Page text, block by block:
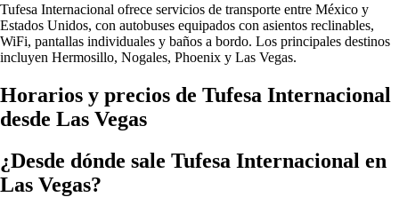
Tufesa Internacional ofrece servicios de transporte entre México y
Estados Unidos, con autobuses equipados con asientos reclinables,
WiFi, pantallas individuales y baños a bordo. Los principales destinos
incluyen Hermosillo, Nogales, Phoenix y Las Vegas.
Horarios y precios de Tufesa Internacional
desde Las Vegas
¿Desde dónde sale Tufesa Internacional en
Las Vegas?